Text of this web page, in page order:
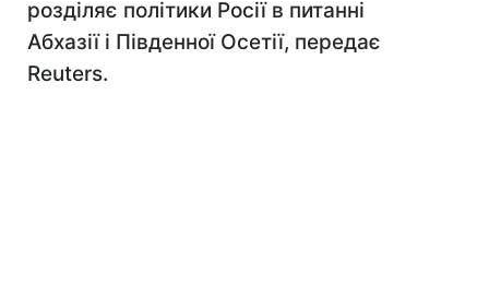
розділяє політики Росії в питанні
Абхазії і Південної Осетії, передає
Reuters.